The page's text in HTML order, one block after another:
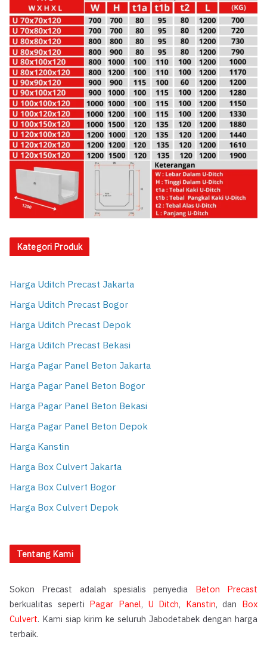
Kategori Produk
Harga Uditch Precast Jakarta
Harga Uditch Precast Bogor
Harga Uditch Precast Depok
Harga Uditch Precast Bekasi
Harga Pagar Panel Beton Jakarta
Harga Pagar Panel Beton Bogor
Harga Pagar Panel Beton Bekasi
Harga Pagar Panel Beton Depok
Harga Kanstin
Harga Box Culvert Jakarta
Harga Box Culvert Bogor
Harga Box Culvert Depok
Tentang Kami
Sokon Precast adalah spesialis penyedia Beton Precast
berkualitas seperti Pagar Panel, U Ditch, Kanstin, dan Box
Culvert. Kami siap kirim ke seluruh Jabodetabek dengan harga
terbaik.